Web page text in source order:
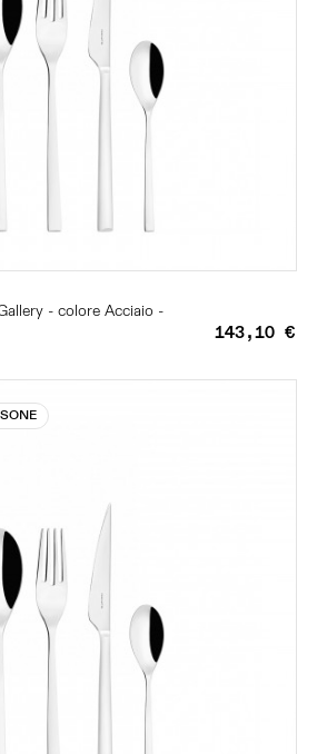
- colore Acciaio -
143,10 €